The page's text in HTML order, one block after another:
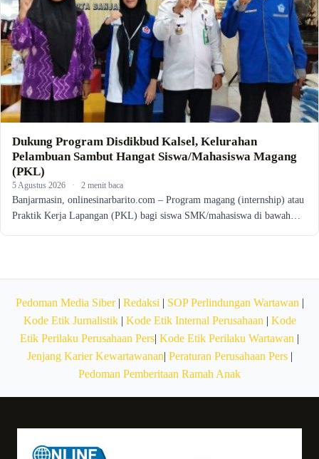
Dukung Program Disdikbud Kalsel, Kelurahan
Pelambuan Sambut Hangat Siswa/Mahasiswa Magang
(PKL)
5 Agustus 2026 · 2 menit baca
Banjarmasin, onlinesinarbarito.com – Program magang (internship) atau
Praktik Kerja Lapangan (PKL) bagi siswa SMK/mahasiswa di bawah…
Pedoman Media Siber| Redaksi | SOP Perlindungan Wartawan |
Kode Etik Jurnalistik| Kode Etik Internal Perusahaan | Kode
Etik Perilaku Perusahaan Pers| Kode Etik Perilaku Wartawan |
Jenjang Karier Kewartawanan| Peraturan Perusahaan Pers|
Pedoman Pemberitaan Ramah Anak